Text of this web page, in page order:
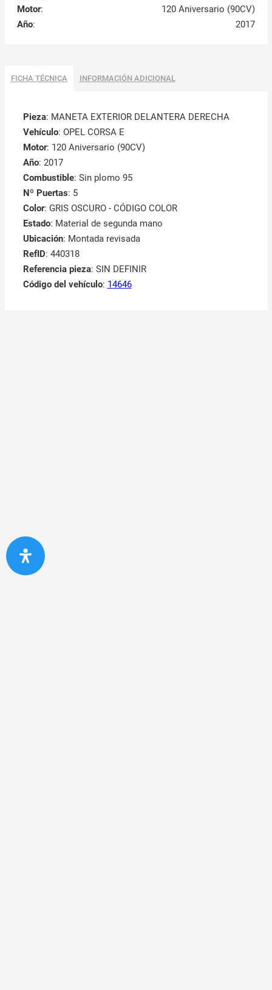
Motor:
120 Aniversario (90CV)
Año: 2017
FICHA TÉCNICA INFORMACIÓN ADICIONAL
Pieza: MANETA EXTERIOR DELANTERA DERECHA
Vehículo: OPEL CORSA E
Motor: 120 Aniversario (90CV)
Año: 2017
Combustible: Sin plomo 95
Nº Puertas: 5
Color: GRIS OSCURO - CÓDIGO COLOR
Estado: Material de segunda mano
Ubicación: Montada revisada
RefID: 440318
Referencia pieza: SIN DEFINIR
Código del vehículo: 14646